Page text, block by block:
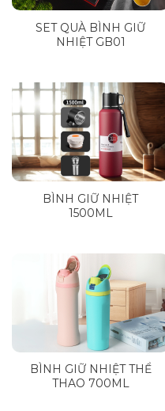
SET QUÀ BÌNH GIỮ
NHIỆT GB01
BÌNH GIỮ NHIỆT
1500ML
BÌNH GIỮ NHIỆT THỂ
THAO 700ML